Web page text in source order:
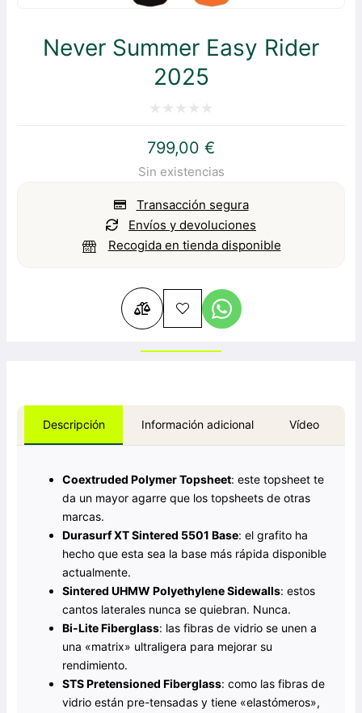
Never Summer Easy Rider
2025
con
0
de
5
799,00 €
Sin existencias
Transacción segura
Envíos y devoluciones
Recogida en tienda disponible
Descripción Información adicional Vídeo
Coextruded Polymer Topsheet: este topsheet te
da un mayor agarre que los topsheets de otras
marcas.
Durasurf XT Sintered 5501 Base: el grafito ha
hecho que esta sea la base más rápida disponible
actualmente.
Sintered UHMW Polyethylene Sidewalls: estos
cantos laterales nunca se quiebran. Nunca.
Bi-Lite Fiberglass: las fibras de vidrio se unen a
una «matrix» ultraligera para mejorar su
rendimiento.
STS Pretensioned Fiberglass: como las fibras de
vidrio están pre-tensadas y tiene «elastómeros»,